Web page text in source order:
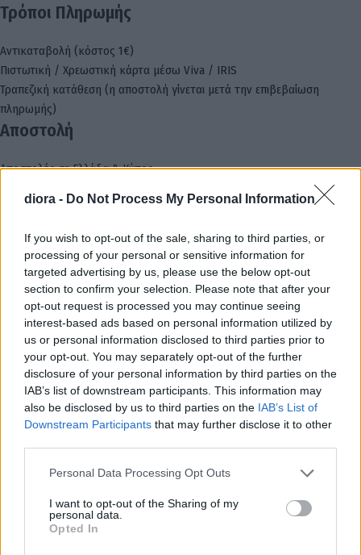
diora - Do Not Process My Personal Information
If you wish to opt-out of the sale, sharing to third parties, or
processing of your personal or sensitive information for
targeted advertising by us, please use the below opt-out
section to confirm your selection. Please note that after your
opt-out request is processed you may continue seeing
interest-based ads based on personal information utilized by
us or personal information disclosed to third parties prior to
your opt-out. You may separately opt-out of the further
disclosure of your personal information by third parties on the
IAB’s list of downstream participants. This information may
also be disclosed by us to third parties on the IAB’s List of
Downstream Participants that may further disclose it to other
Please note that this website/app uses one or more Google
not limited to your visit or usage behaviour. You may click to
grant or deny consent to Google and its third-party tags to
use your data for below specified purposes in below Google
Personal Data Processing Opt Outs
I want to opt-out of the Sharing of my
personal data.
Opted In
Τρόποι Πληρωμής
Αντικαταβολή (κόστος 1€)
Πιστωτική / Χρεωστική κάρτα μέσω Viva / IRIS
Τραπεζική κατάθεση (η αποστολή γίνεται μετά την επιβεβαίωση
πληρωμής)
Αποστολή
Αποστολές σε Ελλάδα & Κύπρο
Δωρεάν μεταφορικά για αγορές άνω των 60€
Δυνατότητα επιστροφής εντός 14 ημερών
Τα προϊόντα πρέπει να είναι αφόρετα, άθικτα και με τα ταμπελάκια τους
Επιστροφή χρημάτων μέσω τραπεζικής κατάθεσης (έως 14 εργάσιμες)
Τα έξοδα αποστολής & επιστροφής επιβαρύνουν τον πελάτη
Σχετικά προϊόντα
€